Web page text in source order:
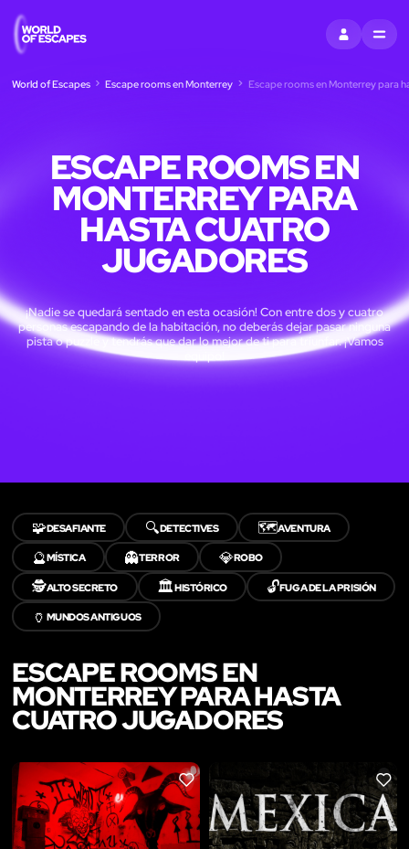
ENTRARMENU
World of Escapes Escape rooms en Monterrey Escape rooms en Monterrey para
ESCAPE ROOMS EN
MONTERREY PARA
HASTA CUATRO
JUGADORES
¡Nadie se quedará sentado en esta ocasión! Con entre dos y cuatro
personas escapando de la habitación, no deberás dejar pasar ninguna
pista o puzzle y tendrás que dar lo mejor de ti para triunfar. ¡Vamos
🧩DESAFIANTE 🔍DETECTIVES 🗺️AVENTURA
🔮MÍSTICA 👻TERROR 💎ROBO
🕵️ALTO SECRETO 🏛️HISTÓRICO 🔓FUGA DE LA PRISIÓN
🏺 MUNDOS ANTIGUOS
ESCAPE ROOMS EN
MONTERREY PARA HASTA
CUATRO JUGADORES
LIKE LIKE